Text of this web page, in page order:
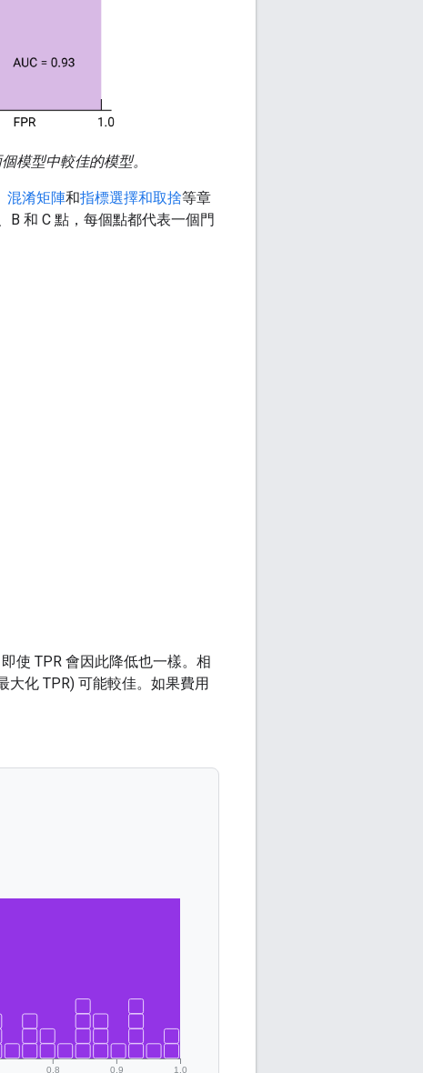
模型中較佳的模型。
混淆矩陣和指標選擇和取捨等章
B 和 C 點，每個點都代表一個門
使 TPR 會因此降低也一樣。相
化 TPR) 可能較佳。如果費用